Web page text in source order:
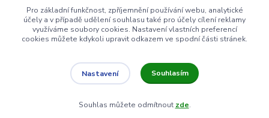
info@budemezdravi.cz
Upravit sběr cookies.
Vytvořeno na Eshop-rychle.cz
Pro základní funkčnost, zpříjemnění používání webu, analytické
účely a v případě udělení souhlasu také pro účely cílení reklamy
využíváme soubory cookies. Nastavení vlastních preferencí
cookies můžete kdykoli upravit odkazem ve spodní části stránek.
Nastavení Souhlasím
Souhlas můžete odmítnout zde.